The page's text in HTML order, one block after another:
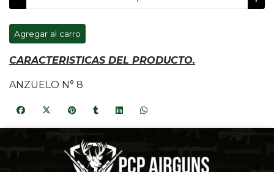
Agregar al carro
CARACTERISTICAS DEL PRODUCTO.
ANZUELO N° 8